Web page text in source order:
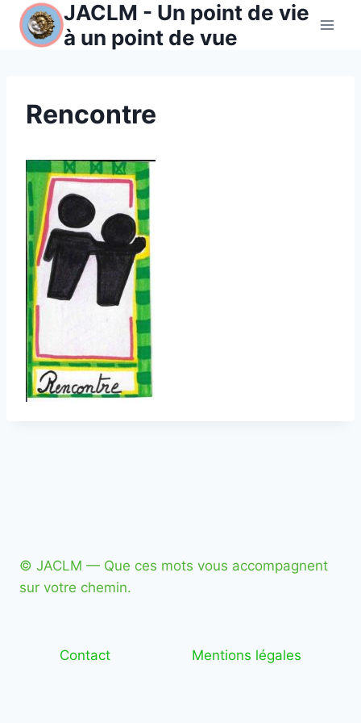
Aller
JACLM - Un point de vie
à un point de vue
Rencontre
© JACLM — Que ces mots vous accompagnent
sur votre chemin.
Contact Mentions légales